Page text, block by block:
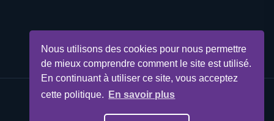
Nous utilisons des cookies pour nous permettre
de mieux comprendre comment le site est utilisé.
En continuant à utiliser ce site, vous acceptez
cette politique.
En savoir plus